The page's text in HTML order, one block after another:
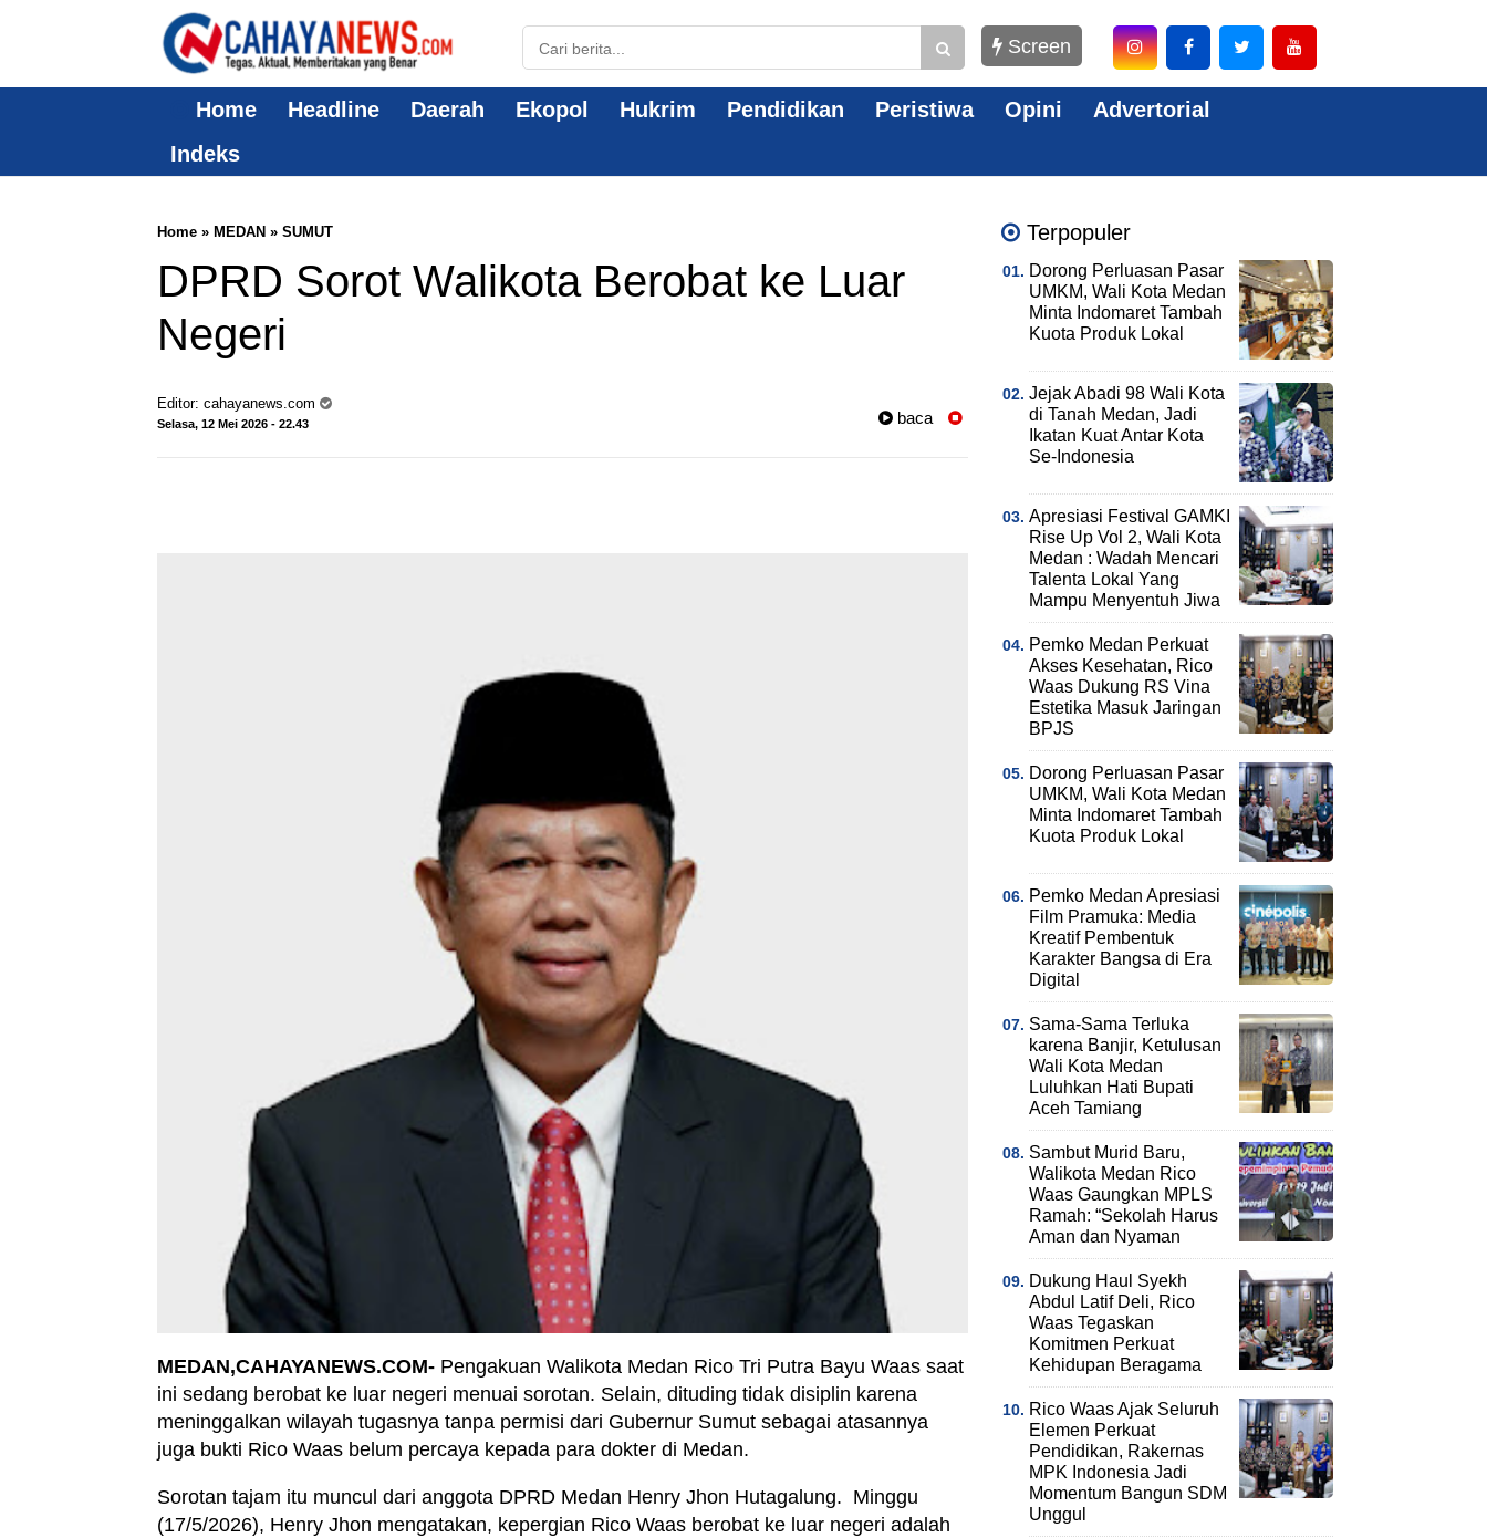
Screen
Home Headline Daerah Ekopol Hukrim Pendidikan Peristiwa Opini
Advertorial
Indeks
Home » MEDAN » SUMUT
DPRD Sorot Walikota Berobat ke Luar
Negeri
Editor: cahayanews.com
Selasa, 12 Mei 2026 - 22.43 baca
MEDAN,CAHAYANEWS.COM- Pengakuan Walikota Medan Rico Tri Putra Bayu Waas saat
ini sedang berobat ke luar negeri menuai sorotan. Selain, dituding tidak disiplin karena
meninggalkan wilayah tugasnya tanpa permisi dari Gubernur Sumut sebagai atasannya
juga bukti Rico Waas belum percaya kepada para dokter di Medan.
Sorotan tajam itu muncul dari anggota DPRD Medan Henry Jhon Hutagalung. Minggu
(17/5/2026), Henry Jhon mengatakan, kepergian Rico Waas berobat ke luar negeri adalah
Terpopuler
Dorong Perluasan Pasar
UMKM, Wali Kota Medan
Minta Indomaret Tambah
Kuota Produk Lokal
Jejak Abadi 98 Wali Kota
di Tanah Medan, Jadi
Ikatan Kuat Antar Kota
Se-Indonesia
Apresiasi Festival GAMKI
Rise Up Vol 2, Wali Kota
Medan : Wadah Mencari
Talenta Lokal Yang
Mampu Menyentuh Jiwa
Pemko Medan Perkuat
Akses Kesehatan, Rico
Waas Dukung RS Vina
Estetika Masuk Jaringan
BPJS
Dorong Perluasan Pasar
UMKM, Wali Kota Medan
Minta Indomaret Tambah
Kuota Produk Lokal
Pemko Medan Apresiasi
Film Pramuka: Media
Kreatif Pembentuk
Karakter Bangsa di Era
Digital
Sama-Sama Terluka
karena Banjir, Ketulusan
Wali Kota Medan
Luluhkan Hati Bupati
Aceh Tamiang
Sambut Murid Baru,
Walikota Medan Rico
Waas Gaungkan MPLS
Ramah: “Sekolah Harus
Aman dan Nyaman
Dukung Haul Syekh
Abdul Latif Deli, Rico
Waas Tegaskan
Komitmen Perkuat
Kehidupan Beragama
Rico Waas Ajak Seluruh
Elemen Perkuat
Pendidikan, Rakernas
MPK Indonesia Jadi
Momentum Bangun SDM
Unggul